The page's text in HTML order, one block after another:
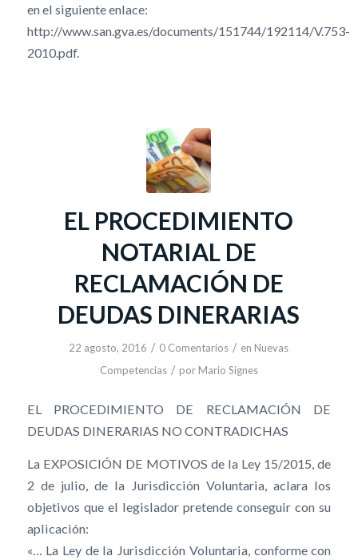
en el siguiente enlace:
http://www.san.gva.es/documents/151744/192114/V.753-
2010.pdf.
EL PROCEDIMIENTO
NOTARIAL DE
RECLAMACIÓN DE
DEUDAS DINERARIAS
22 agosto, 2016 / 0 Comentarios / en Nuevas
Competencias / por Mario Signes
EL PROCEDIMIENTO DE RECLAMACIÓN DE
DEUDAS DINERARIAS NO CONTRADICHAS
La EXPOSICIÓN DE MOTIVOS de la Ley 15/2015, de
2 de julio, de la Jurisdicción Voluntaria, aclara los
objetivos que el legislador pretende conseguir con su
aplicación:
«… La Ley de la Jurisdicción Voluntaria, conforme con